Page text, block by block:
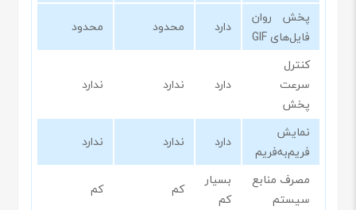
پخش روان
فایل‌های GIF
دارد محدود
محدود
کنترل
سرعت
پخش
دارد ندارد ندارد
نمایش
فریم‌به‌فریم
دارد ندارد
ندارد
مصرف منابع
سیستم
بسیار
کم
کم
کم